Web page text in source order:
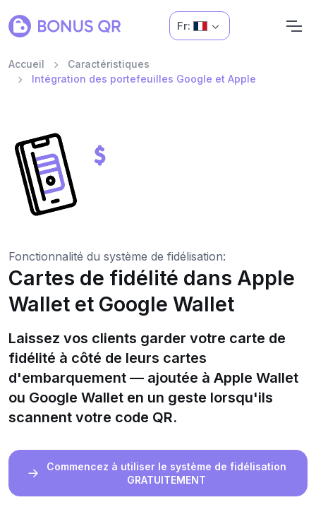
Fr:
Accueil
Caractéristiques
Intégration des portefeuilles Google et Apple
Fonctionnalité du système de fidélisation:
Cartes de fidélité dans Apple
Wallet et Google Wallet
Laissez vos clients garder votre carte de
fidélité à côté de leurs cartes
d'embarquement — ajoutée à Apple Wallet
ou Google Wallet en un geste lorsqu'ils
scannent votre code QR.
Commencez à utiliser le système de fidélisation
GRATUITEMENT